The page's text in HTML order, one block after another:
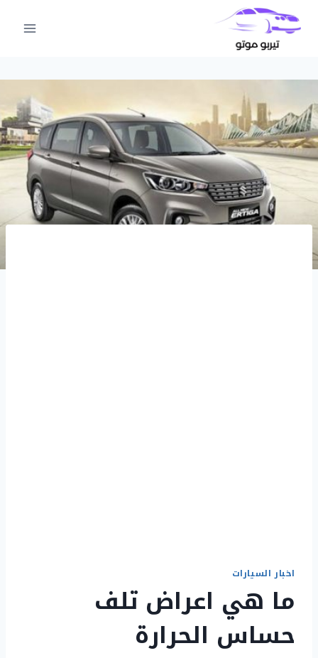
التجاوز
إلى
المحتوى
اخبار السيارات
ما هي اعراض تلف
حساس الحرارة